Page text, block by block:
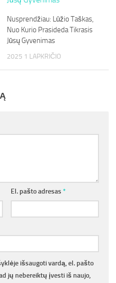
Nusprendžiau: Lūžio Taškas,
Nuo Kurio Prasideda Tikrasis
Jūsų Gyvenimas
2025 1 LAPKRIČIO
El. pašto adresas *
išsaugoti vardą, el. pašto
jų nebereiktų įvesti iš naujo,